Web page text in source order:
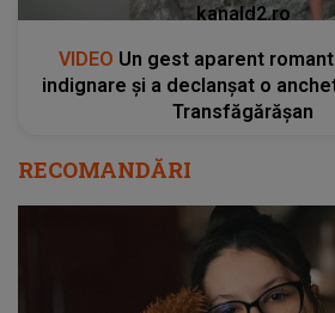
kanald2.ro
VIDEO Un gest aparent
indignare și a declanșat o
Transfăgărășan
RECOMANDĂRI